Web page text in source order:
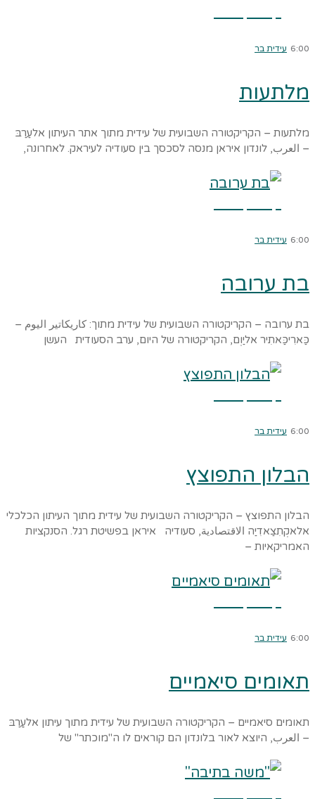
6:00 עידית בר
מלתעות
מלתעות – הקריקטורה השבועית של עידית מתוך אתר העיתון אלעַרַבּ
– العرب, לונדון איראן מנסה לסכסך בין סעודיה לעיראק. לאחרונה,
6:00 עידית בר
בת ערובה
בת ערובה – הקריקטורה השבועית של עידית מתוך: كاريكاتير اليوم –
כַּארִיכַּאתִיר אליַוְם, הקריקטורה של היום, ערב הסעודית העשן
6:00 עידית בר
הבלון התפוצץ
הבלון התפוצץ – הקריקטורה השבועית של עידית מתוך העיתון הכלכלי
אלאקְתִצַאדִיַה الاقتصادية, סעודיה איראן בפשיטת רגל. הסנקציות
האמריקאיות –
6:00 עידית בר
תאומים סיאמיים
תאומים סיאמיים – הקריקטורה השבועית של עידית מתוך עיתון אלעַַרַבּ
– العرب, היוצא לאור בלונדון הם קוראים לו ה"מוכתר" של